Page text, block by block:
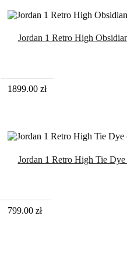
Jordan 1 Retro High
1899.00 zł
Jordan 1 Retro High Tie
799.00 zł